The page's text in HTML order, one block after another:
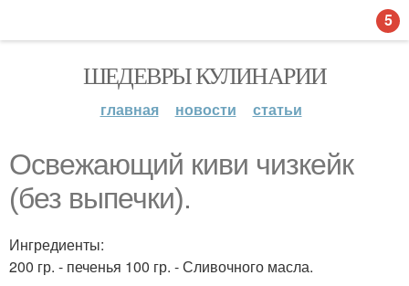
ШЕДЕВРЫ КУЛИНАРИИ
главная новости статьи
Освежающий киви чизкейк
(без выпечки).
Ингредиенты:
200 гр. - печенья 100 гр. - Сливочного масла.
5